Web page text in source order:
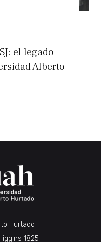
el legado
Alberto
Hurtado
1825